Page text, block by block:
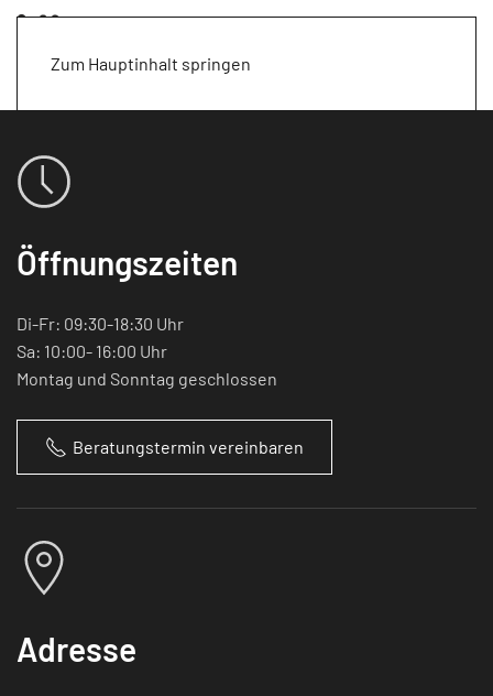
Zum Hauptinhalt springen
Öffnungszeiten
Di-Fr: 09:30-18:30 Uhr
Sa: 10:00- 16:00 Uhr
Montag und Sonntag geschlossen
Beratungstermin vereinbaren
Adresse